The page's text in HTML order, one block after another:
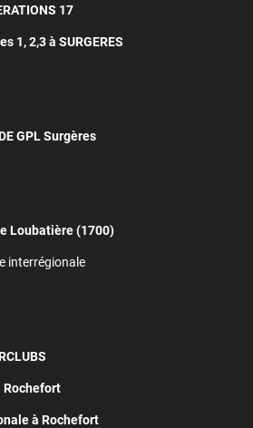
17
1, 2,3 à SURGERES
GPL Surgères
Loubatière (1700)
interrégionale
Rochefort
à Rochefort